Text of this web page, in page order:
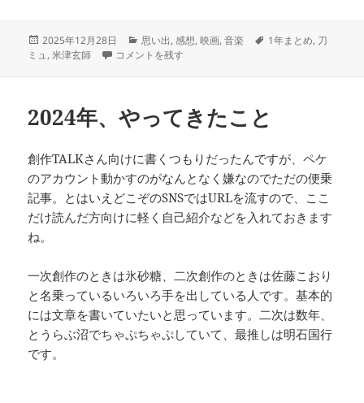
投
稿
2025年12月28日
カ
テ
思い出,感想,映画,音楽
タ
1年まとめ, 刀
ミュ,米津玄師 2025年、よかったものたち に
コメントを残す
2024年、やってきたこと
創作TALKさん向けに書くつもりだったんですが、ペケ
のアカウント動かすのがなんとなく嫌なのでただの便乗
記事。とはいえどこぞのSNSではURLを流すので、ここ
だけ読んだ方向けに軽く自己紹介などを入れておきます
ね。
一次創作のときは氷砂糖、二次創作のときは佐藤こおり
と名乗っているいろいろ手を出している人です。基本的
には文章を書いていたいと思っています。二次は数年、
とうらぶ沼でちゃぷちゃぷしていて、最推しは明石国行
です。